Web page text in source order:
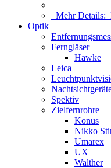
Mehr Details:
Optik
Ferngläser
Hawke
Leica
Spektiv
Zielfernrohre
Konus
Nikko
Umarex
UX
Walther